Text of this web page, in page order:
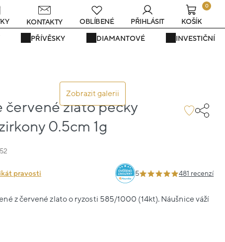
PŘÍVĚSKY DIAMANTOVÉ INVESTIČNÍ
KONTAKTY OBLÍBENÉ PŘIHLÁSIT
0
KOŠÍK
Zobrazit galerii
červené zlato pecky
0.5cm 1g
pravosti 5 481 recenzí
z červené zlato o ryzosti 585/1000 (14kt). Náušnice váží